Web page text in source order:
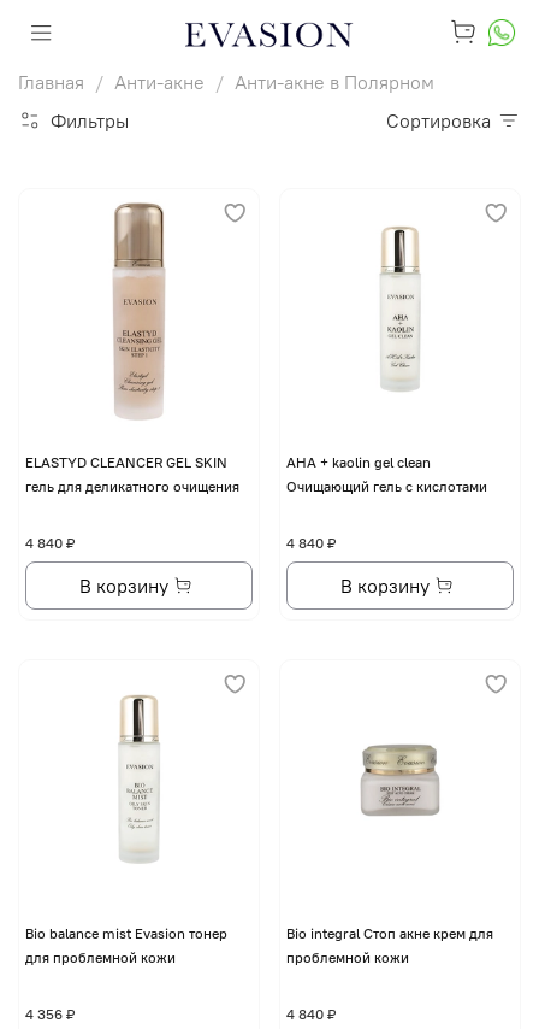
Главная Анти-акне
Анти-акне в Полярном
Фильтры
Сортировка
ELASTYD CLEANCER GEL SKIN
гель для деликатного очищения
4 840 ₽
В корзину
AHA + kaolin gel clean
Очищающий гель с кислотами
4 840 ₽
В корзину
Bio balance mist Evasion тонер
для проблемной кожи
4 356 ₽
Bio integral Стоп акне крем для
проблемной кожи
4 840 ₽